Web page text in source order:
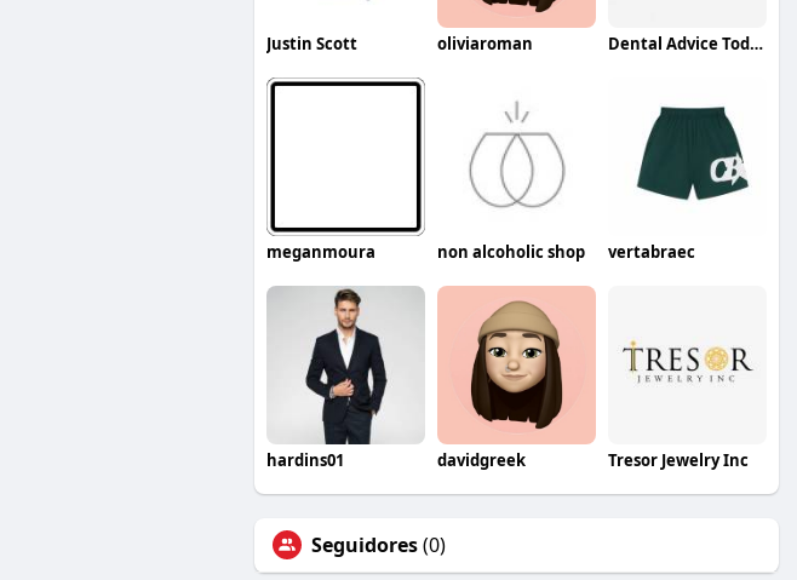
Justin Scott oliviaroman Dental Advice Today
meganmoura non alcoholic shop vertabraec
hardins01 davidgreek Tresor Jewelry Inc
Seguidores(0)